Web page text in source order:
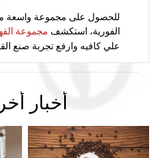
للحصول على مجموعة واسعة
الفورية، استكشف مجموعة
علي كافيه وارفع تجربة صنع
أخبار